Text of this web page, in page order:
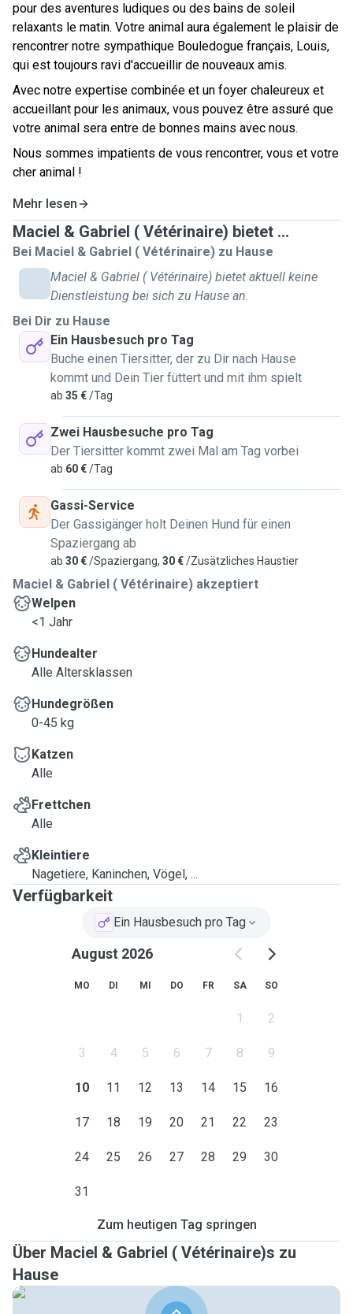
pour des aventures ludiques ou des bains de soleil
relaxants le matin. Votre animal aura également le plaisir de
rencontrer notre sympathique Bouledogue français, Louis,
qui est toujours ravi d'accueillir de nouveaux amis.
Avec notre expertise combinée et un foyer chaleureux et
accueillant pour les animaux, vous pouvez être assuré que
votre animal sera entre de bonnes mains avec nous.
Nous sommes impatients de vous rencontrer, vous et votre
cher animal !
Mehr lesen
Maciel & Gabriel ( Vétérinaire) bietet ...
Bei Maciel & Gabriel ( Vétérinaire) zu Hause
Maciel & Gabriel ( Vétérinaire) bietet aktuell keine
Dienstleistung bei sich zu Hause an.
Bei Dir zu Hause
Ein Hausbesuch pro Tag
Buche einen Tiersitter, der zu Dir nach Hause
kommt und Dein Tier füttert und mit ihm spielt
ab 35 €/Tag
Zwei Hausbesuche pro Tag
Der Tiersitter kommt zwei Mal am Tag vorbei
ab 60 €/Tag
Gassi-Service
Der Gassigänger holt Deinen Hund für einen
Spaziergang ab
ab 30 €/Spaziergang, 30 €/Zusätzliches Haustier
Maciel & Gabriel ( Vétérinaire) akzeptiert
Welpen
<1 Jahr
Hundealter
Alle Altersklassen
Hundegrößen
0-45 kg
Katzen
Alle
Frettchen
Alle
Kleintiere
Nagetiere, Kaninchen, Vögel, ...
Verfügbarkeit
Ein Hausbesuch pro Tag
August 2026
MO DI MI DO FR SA SO
1 2
3 4 5 6 7 8 9
10 11 12 13 14 15 16
17 18 19 20 21 22 23
24 25 26 27 28 29 30
31
Zum heutigen Tag springen
Über Maciel & Gabriel ( Vétérinaire)s zu
Hause